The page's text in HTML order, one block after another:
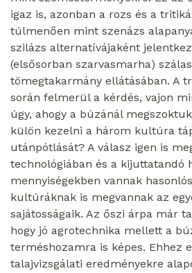
igaz is, azonban a rozs és a
túlmenően mint szenázs
szilázs alternatívájaként
(elsősorban szarvasmarha)
tömegtakarmány ellátásában. A
során felmerül a kérdés, vajon
úgy, ahogy a búzánál
külön kezelni a három kultúra
utánpótlását? A válasz igen is
technológiában és a kijuttatandó
mennyiségekben vannak
kultúráknak is megvannak az
sajátosságaik. Az őszi árpa már
hogy jó agrotechnika mellett a
terméshozamra is képes. Ehhez
talajvizsgálati eredményekre